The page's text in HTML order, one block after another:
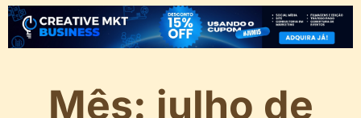
Mês: julho de